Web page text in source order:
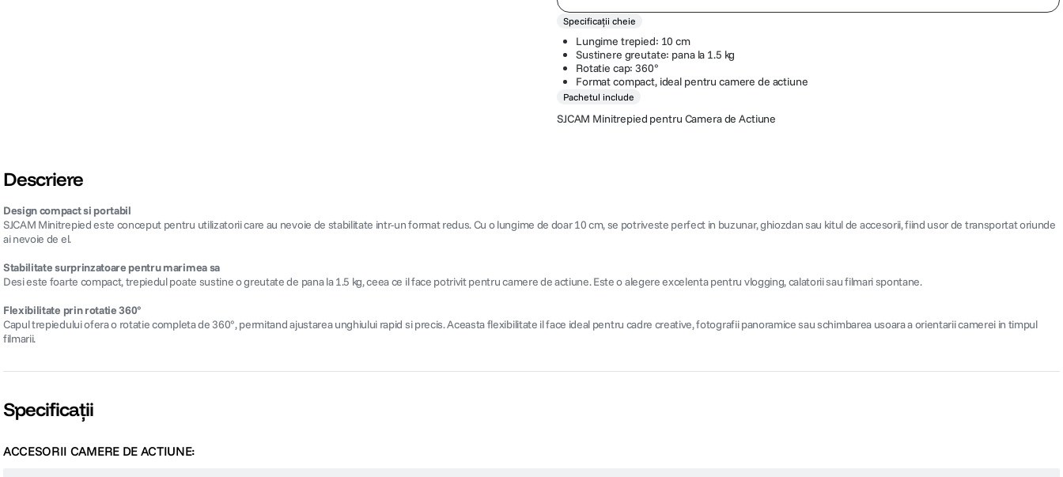
Specificații cheie
Lungime trepied: 10 cm
Sustinere greutate: pana la 1.5 kg
Rotatie cap: 360°
Format compact, ideal pentru camere de actiune
Pachetul include
SJCAM Minitrepied pentru Camera de Actiune
Descriere
Design compact si portabil
SJCAM Minitrepied este conceput pentru utilizatorii care au nevoie de stabilitate intr-un format redus. Cu o lungime de doar 10 cm, se potriveste perfect in buzunar, ghiozdan sau kitul de accesorii, fiind usor de transportat oriunde
ai nevoie de el.
Stabilitate surprinzatoare pentru marimea sa
Desi este foarte compact, trepiedul poate sustine o greutate de pana la 1.5 kg, ceea ce il face potrivit pentru camere de actiune. Este o alegere excelenta pentru vlogging, calatorii sau filmari spontane.
Flexibilitate prin rotatie 360°
Capul trepiedului ofera o rotatie completa de 360°, permitand ajustarea unghiului rapid si precis. Aceasta flexibilitate il face ideal pentru cadre creative, fotografii panoramice sau schimbarea usoara a orientarii camerei in timpul
filmarii.
Specificații
ACCESORII CAMERE DE ACTIUNE: